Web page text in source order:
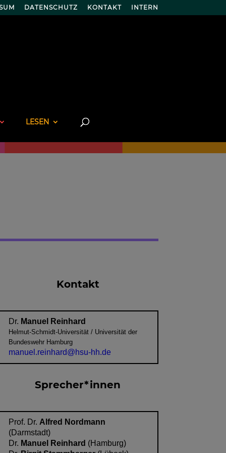
DATENSCHUTZ KONTAKT INTERN
LESEN
Kontakt
Dr. Manuel Reinhard
Helmut-Schmidt-Universität / Universität der
Bundeswehr Hamburg
manuel.reinhard@hsu-hh.de
Sprecher*innen
Prof. Dr. Alfred Nordmann
(Darmstadt)
Dr. Manuel Reinhard (Hamburg)